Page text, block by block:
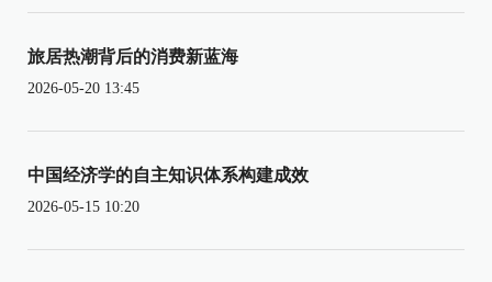
旅居热潮背后的消费新蓝海
2026-05-20 13:45
中国经济学的自主知识体系构建成效
2026-05-15 10:20